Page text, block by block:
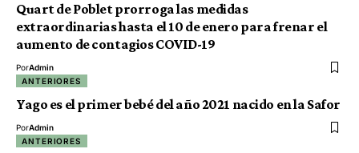
Quart de Poblet prorroga las medidas
extraordinarias hasta el 10 de enero para frenar el
aumento de contagios COVID-19
PorAdmin
ANTERIORES
Yago es el primer bebé del año 2021 nacido en la Safor
PorAdmin
ANTERIORES